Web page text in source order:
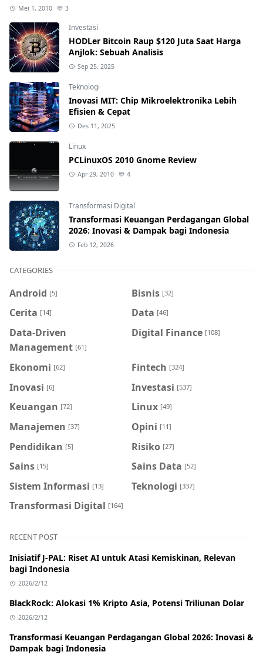
Mei 1, 2010 3
Investasi
HODLer Bitcoin Raup $120 Juta Saat Harga
Anjlok: Sebuah Analisis
Sep 25, 2025
Teknologi
Inovasi MIT: Chip Mikroelektronika Lebih
Efisien & Cepat
Des 11, 2025
Linux
PCLinuxOS 2010 Gnome Review
Apr 29, 2010 4
Transformasi Digital
Transformasi Keuangan Perdagangan Global
2026: Inovasi & Dampak bagi Indonesia
Feb 12, 2026
CATEGORIES
Android [5] Bisnis [32]
Cerita [14] Data [46]
Data-Driven
Management [61]
Digital Finance [108]
Ekonomi [62] Fintech [324]
Inovasi [6] Investasi [537]
Keuangan [72] Linux [49]
Manajemen [37] Opini [11]
Pendidikan [5] Risiko [27]
Sains [15] Sains Data [52]
Sistem Informasi [13] Teknologi [337]
Transformasi Digital [164]
RECENT POST
Inisiatif J-PAL: Riset AI untuk Atasi Kemiskinan, Relevan
bagi Indonesia
2026/2/12
BlackRock: Alokasi 1% Kripto Asia, Potensi Triliunan Dolar
2026/2/12
Transformasi Keuangan Perdagangan Global 2026: Inovasi &
Dampak bagi Indonesia